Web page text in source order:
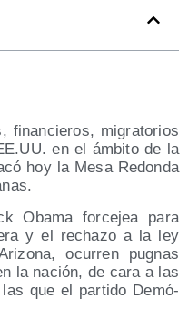
finan­cie­ros, migra­to­rios
en el ámbi­to de la
hoy la Mesa Redon­da
Oba­ma for­ce­jea para
y el recha­zo a la ley
ocu­rren pug­nas
la nación, de cara a las
que el par­ti­do Demó­